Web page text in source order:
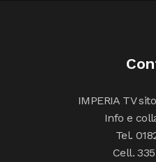
IMPERIA TV
Info e
Tel.
Cell.